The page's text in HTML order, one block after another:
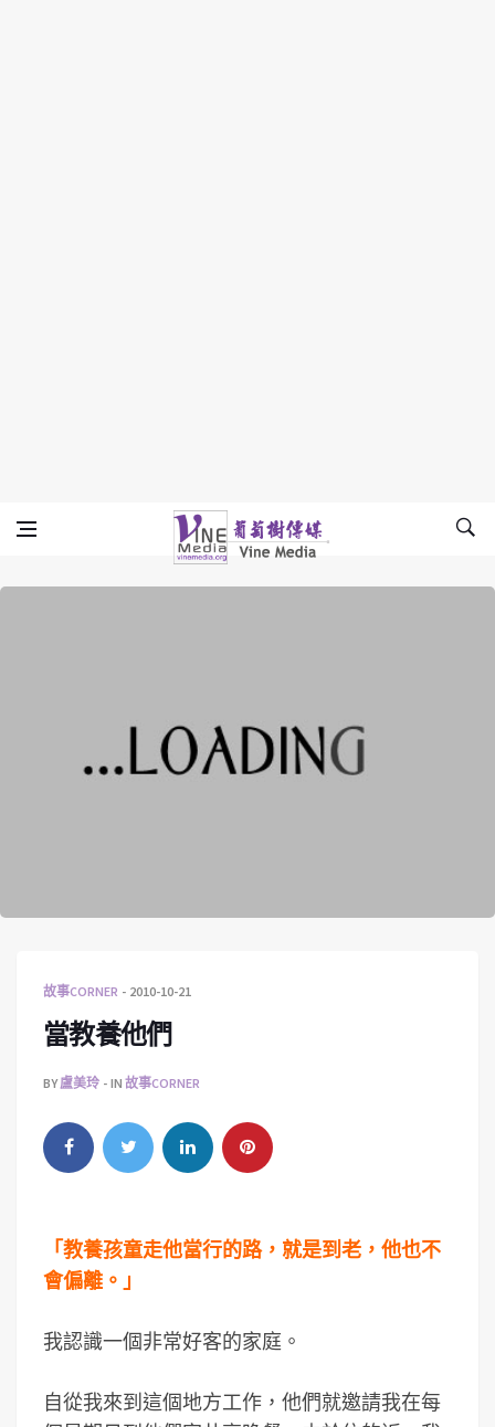
Vine Media
葡萄樹傳媒
故事CORNER 2010-10-21
當教養他們
BY盧美玲 IN 故事CORNER
「教養孩童走他當行的路，就是到老，他也不
會偏離。」
我認識一個非常好客的家庭。
自從我來到這個地方工作，他們就邀請我在每